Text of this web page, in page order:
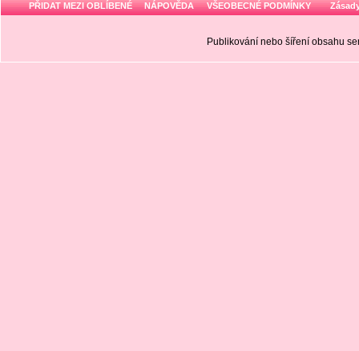
PŘIDAT MEZI OBLÍBENÉ NÁPOVĚDA VŠEOBECNÉ PODMÍNKY
Publikování nebo šíření obsahu